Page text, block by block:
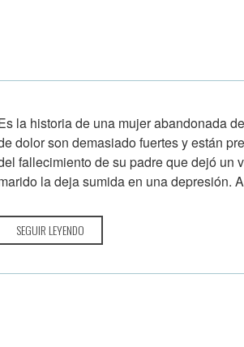
la historia de una mujer abandonada
dolor son demasiado fuertes y están
fallecimiento de su padre que dejó un
la deja sumida en una depresión.
SEGUIR LEYENDO